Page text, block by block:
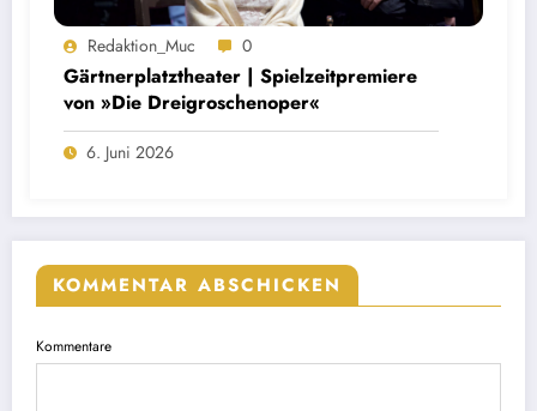
Redaktion_Muc 0
Gärtnerplatztheater | Spielzeitpremiere
von »Die Dreigroschenoper«
6. Juni 2026
KOMMENTAR ABSCHICKEN
Kommentare